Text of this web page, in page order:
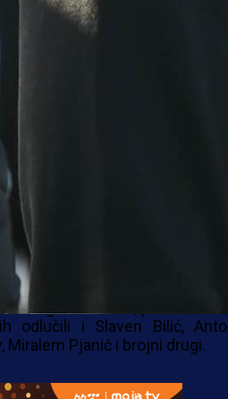
BiH i nekadašnji igrač
Senijad Ibričić
novim imidžem.
igrač imao problem s
presađivanje, a
izgleda deset godina
na Instagramu.
postao je posljednjih
nogometašima, pa su se
odlučili i Slaven Bilić,
Miralem Pjanić i brojni drugi.